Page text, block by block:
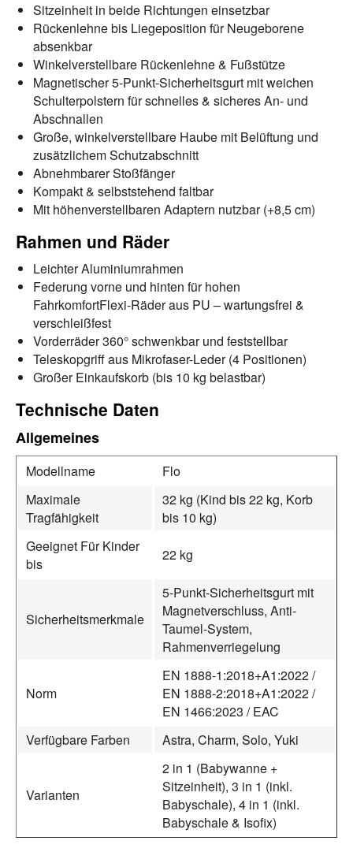
Sitzeinheit in beide Richtungen einsetzbar
Rückenlehne bis Liegeposition für Neugeborene
absenkbar
Winkelverstellbare Rückenlehne & Fußstütze
Magnetischer 5-Punkt-Sicherheitsgurt mit weichen
Schulterpolstern für schnelles & sicheres An- und
Abschnallen
Große, winkelverstellbare Haube mit Belüftung und
zusätzlichem Schutzabschnitt
Abnehmbarer Stoßfänger
Kompakt & selbststehend faltbar
Mit höhenverstellbaren Adaptern nutzbar (+8,5 cm)
Rahmen und Räder
Leichter Aluminiumrahmen
Federung vorne und hinten für hohen
FahrkomfortFlexi-Räder aus PU – wartungsfrei &
verschleißfest
Vorderräder 360° schwenkbar und feststellbar
Teleskopgriff aus Mikrofaser-Leder (4 Positionen)
Großer Einkaufskorb (bis 10 kg belastbar)
Technische Daten
Allgemeines
Modellname
Flo
Maximale
Tragfähigkeit
32 kg (Kind bis 22 kg, Korb
bis 10 kg)
Geeignet Für Kinder
bis
22 kg
Sicherheitsmerkmale
5-Punkt-Sicherheitsgurt mit
Magnetverschluss, Anti-
Taumel-System,
Rahmenverriegelung
Norm
EN 1888-1:2018+A1:2022 /
EN 1888-2:2018+A1:2022 /
EN 1466:2023 / EAC
Verfügbare Farben
Astra, Charm, Solo, Yuki
Varianten
2 in 1 (Babywanne +
Sitzeinheit), 3 in 1 (inkl.
Babyschale), 4 in 1 (inkl.
Babyschale & Isofix)